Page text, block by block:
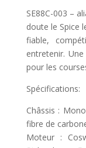
SE88C-003 –
doute le Spice
fiable,
entretenir.
pour les
Spécifications:
Châssis :
fibre de
Moteur :